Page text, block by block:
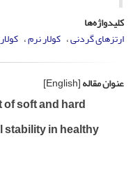
کلیدواژه‌ها
ارتزهای گردنی کولار نرم
عنوان مقاله[English]
soft and hard
in healthy